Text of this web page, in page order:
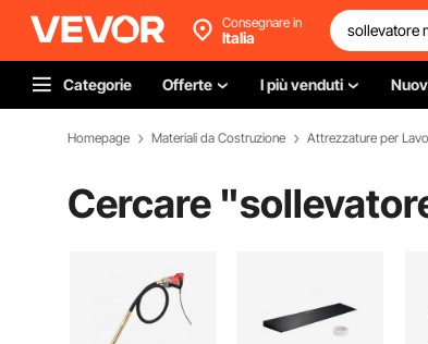
Consegnare in
Italia
Categorie Offerte I più venduti
Homepage Materiali da Costruzione Attrezzature per
Cercare "